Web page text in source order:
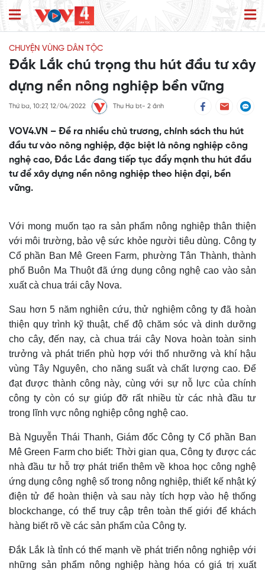
CHUYỆN VÙNG DÂN TỘC
Đắk Lắk chú trọng thu hút đầu tư xây
dựng nền nông nghiệp bền vững
Thứ ba, 10:27, 12/04/2022 Thu Ha bt- 2 ảnh
VOV4.VN – Đề ra nhiều chủ trương, chính sách thu hút
đầu tư vào nông nghiệp, đặc biệt là nông nghiệp công
nghệ cao, Đắc Lắc đang tiếp tục đẩy mạnh thu hút đầu
tư để xây dựng nền nông nghiệp theo hiện đại, bền
vững.
Với mong muốn tạo ra sản phẩm nông nghiệp thân thiện
với môi trường, bảo vệ sức khỏe người tiêu dùng. Công ty
Cổ phần Ban Mê Green Farm, phường Tân Thành, thành
phố Buôn Ma Thuột đã ứng dụng công nghệ cao vào sản
xuất cà chua trái cây Nova.
Sau hơn 5 năm nghiên cứu, thử nghiệm công ty đã hoàn
thiện quy trình kỹ thuật, chế độ chăm sóc và dinh dưỡng
cho cây, đến nay, cà chua trái cây Nova hoàn toàn sinh
trưởng và phát triển phù hợp với thổ nhưỡng và khí hậu
vùng Tây Nguyên, cho năng suất và chất lượng cao. Để
đạt được thành công này, cùng với sự nỗ lực của chính
công ty còn có sự giúp đỡ rất nhiều từ các nhà đầu tư
trong lĩnh vực nông nghiệp công nghệ cao.
Bà Nguyễn Thái Thanh, Giám đốc Công ty Cổ phần Ban
Mê Green Farm cho biết: Thời gian qua, Công ty được các
nhà đầu tư hỗ trợ phát triển thêm về khoa học công nghệ
ứng dụng công nghệ số trong nông nghiệp, thiết kế nhật ký
điện tử để hoàn thiện và sau này tích hợp vào hệ thống
blockchange, có thể truy cập trên toàn thế giới để khách
hàng biếtrõ về các sản phẩm của Công ty.
Đắk Lắk là tỉnh có thế mạnh về phát triển nông nghiệp với
những sản phẩm nông nghiệp hàng hóa có giá trị xuất